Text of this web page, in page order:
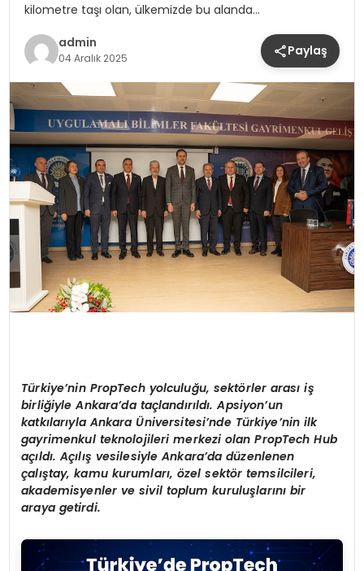
kilometre taşı olan, ülkemizde bu alanda…
admin
04 Aralık 2025 Paylaş
Türkiye’nin PropTech yolculuğu, sektörler arası iş
birliğiyle Ankara’da taçlandırıldı. Apsiyon’un
katkılarıylaAnkaraÜniversitesi’nde Türkiye’nin ilk
gayrimenkul teknolojileri merkezi olan PropTech Hub
açıldı. Açılış vesilesiyleAnkara’da düzenlenen
çalıştay, kamu kurumları, özel sektör temsilcileri,
akademisyenler ve sivil toplumkuruluşlarını bir
araya getirdi.